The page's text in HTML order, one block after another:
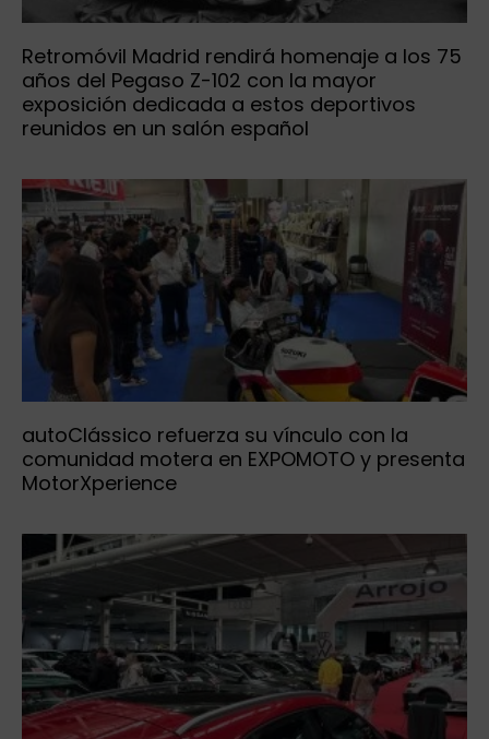
Retromóvil Madrid rendirá homenaje a los 75
años del Pegaso Z-102 con la mayor
exposición dedicada a estos deportivos
reunidos en un salón español
autoClássico refuerza su vínculo con la
comunidad motera en EXPOMOTO y presenta
MotorXperience